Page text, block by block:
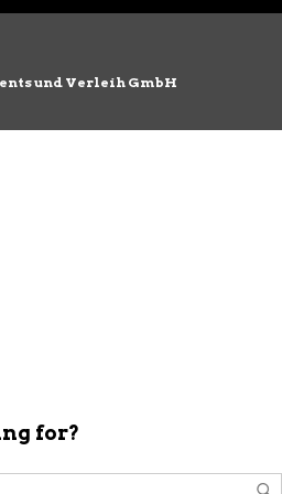
Varianten
Optionen
und Verleih GmbH
for?